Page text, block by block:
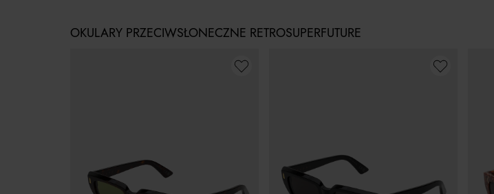
OKULARY PRZECIWSŁONECZNE RETROSUPERFUTURE